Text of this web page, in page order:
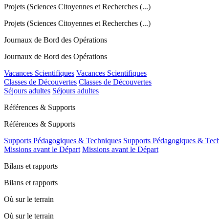
Projets (Sciences Citoyennes et Recherches (...)
Projets (Sciences Citoyennes et Recherches (...)
Journaux de Bord des Opérations
Journaux de Bord des Opérations
Vacances Scientifiques Vacances Scientifiques
Classes de Découvertes Classes de Découvertes
Séjours adultes Séjours adultes
Références & Supports
Références & Supports
Supports Pédagogiques & Techniques Supports Pédagogiques &
Missions avant le Départ Missions avant le Départ
Bilans et rapports
Bilans et rapports
Où sur le terrain
Où sur le terrain